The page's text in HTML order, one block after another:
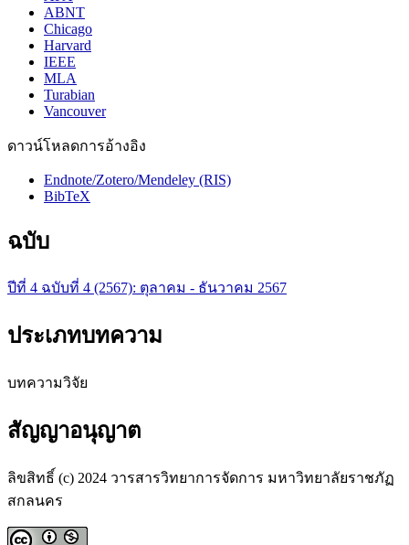
ABNT
Chicago
Harvard
IEEE
MLA
Turabian
Vancouver
ดาวน์โหลดการอ้างอิง
Endnote/Zotero/Mendeley (RIS)
BibTeX
ฉบับ
ปีที่ 4 ฉบับที่ 4 (2567): ตุลาคม - ธันวาคม 2567
ประเภทบทความ
บทความวิจัย
สัญญาอนุญาต
ลิขสิทธิ์ (c) 2024 วารสารวิทยาการจัดการ มหาวิทยาลัยราชภัฏ
สกลนคร